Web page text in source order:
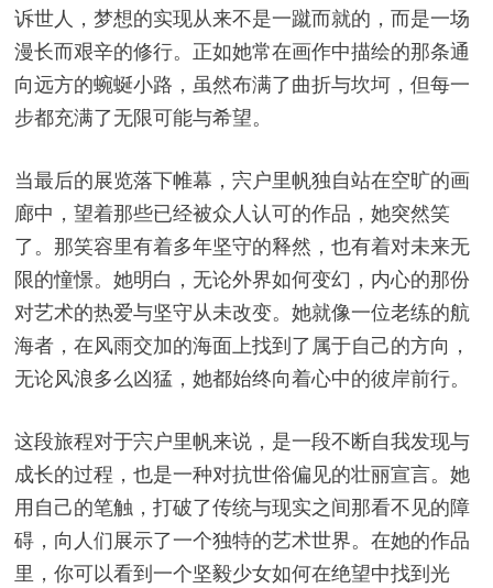
诉世人，梦想的实现从来不是一蹴而就的，而是一场
漫长而艰辛的修行。正如她常在画作中描绘的那条通
向远方的蜿蜒小路，虽然布满了曲折与坎坷，但每一
步都充满了无限可能与希望。
当最后的展览落下帷幕，宍户里帆独自站在空旷的画
廊中，望着那些已经被众人认可的作品，她突然笑
了。那笑容里有着多年坚守的释然，也有着对未来无
限的憧憬。她明白，无论外界如何变幻，内心的那份
对艺术的热爱与坚守从未改变。她就像一位老练的航
海者，在风雨交加的海面上找到了属于自己的方向，
无论风浪多么凶猛，她都始终向着心中的彼岸前行。
这段旅程对于宍户里帆来说，是一段不断自我发现与
成长的过程，也是一种对抗世俗偏见的壮丽宣言。她
用自己的笔触，打破了传统与现实之间那看不见的障
碍，向人们展示了一个独特的艺术世界。在她的作品
里，你可以看到一个坚毅少女如何在绝望中找到光